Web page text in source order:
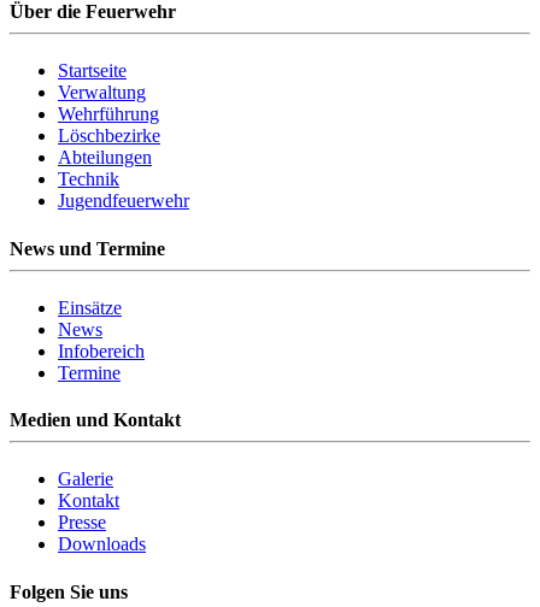
Über die Feuerwehr
Startseite
Verwaltung
Wehrführung
Löschbezirke
Abteilungen
Technik
Jugendfeuerwehr
News und Termine
Einsätze
News
Infobereich
Termine
Medien und Kontakt
Galerie
Kontakt
Presse
Downloads
Folgen Sie uns